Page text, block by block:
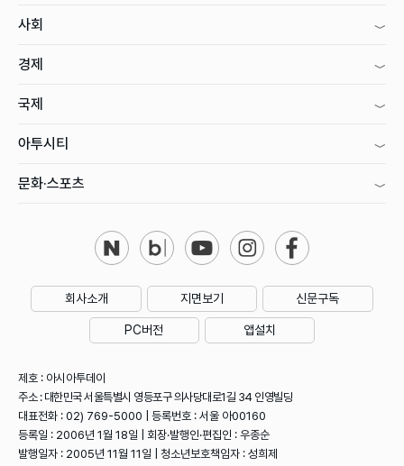
사회
경제
국제
아투시티
문화·스포츠
회사소개 지면보기 신문구독
PC버전 앱설치
제호 : 아시아투데이
주소 : 대한민국 서울특별시 영등포구 의사당대로1길 34 인영빌딩
대표전화 : 02) 769-5000 | 등록번호 : 서울 아00160
등록일 : 2006년 1월 18일 | 회장·발행인·편집인 : 우종순
발행일자 : 2005년 11월 11일 | 청소년보호책임자 : 성희제